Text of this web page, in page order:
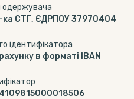
одержувача
ка СТГ, ЄДРПОУ 37970404
ідентифікатора
в форматі IBAN